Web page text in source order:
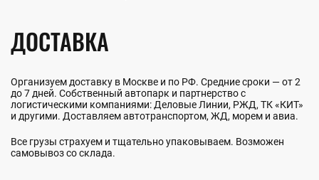
ДОСТАВКА
Организуем доставку в Москве и по РФ. Средние сроки — от 2
до 7 дней. Собственный автопарк и партнерство с
логистическими компаниями: Деловые Линии, РЖД, ТК «КИТ»
и другими. Доставляем автотранспортом, ЖД, морем и авиа.
Все грузы страхуем и тщательно упаковываем. Возможен
самовывоз со склада.